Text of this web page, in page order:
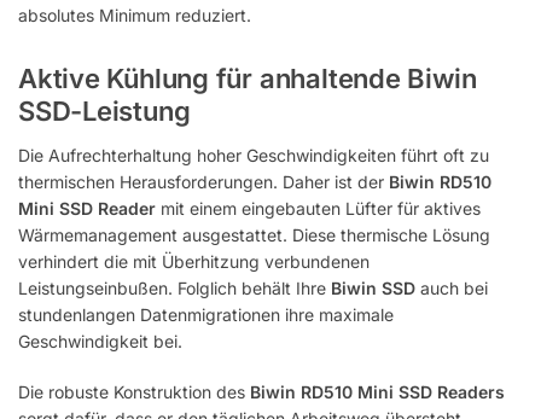
absolutes Minimum reduziert.
Aktive Kühlung für anhaltende Biwin
SSD-Leistung
Die Aufrechterhaltung hoher Geschwindigkeiten führt oft zu
thermischen Herausforderungen. Daher ist der Biwin RD510
Mini SSD Reader mit einem eingebauten Lüfter für aktives
Wärmemanagement ausgestattet. Diese thermische Lösung
verhindert die mit Überhitzung verbundenen
Leistungseinbußen. Folglich behält Ihre Biwin SSD auch bei
stundenlangen Datenmigrationen ihre maximale
Geschwindigkeit bei.
Die robuste Konstruktion des Biwin RD510 Mini SSD Readers